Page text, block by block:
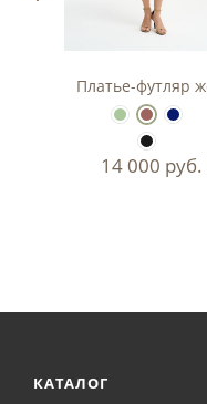
Платье-футляр
14 000 руб.
КАТАЛОГ